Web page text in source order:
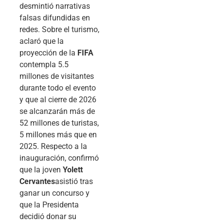
desmintió narrativas
falsas difundidas en
redes. Sobre el turismo,
aclaró que la
proyección de la FIFA
contempla 5.5
millones de visitantes
durante todo el evento
y que al cierre de 2026
se alcanzarán más de
52 millones de turistas,
5 millones más que en
2025. Respecto a la
inauguración, confirmó
que la joven Yolett
Cervantesasistió tras
ganar un concurso y
que la Presidenta
decidió donar su